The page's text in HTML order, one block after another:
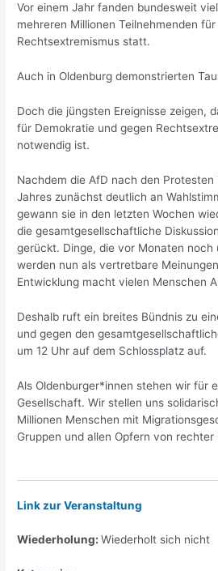
Vor einem Jahr fanden bundesweit
mehreren Millionen Teilnehmenden
Rechtsextremismus statt.
Auch in Oldenburg demonstrierten
Doch die jüngsten Ereignisse zeigen,
für Demokratie und gegen
notwendig ist.
Nachdem die AfD nach den Protesten
Jahres zunächst deutlich an
gewann sie in den letzten Wochen
die gesamtgesellschaftliche
gerückt. Dinge, die vor Monaten noch
werden nun als vertretbare
Entwicklung macht vielen Menschen
Deshalb ruft ein breites Bündnis zu
und gegen den
um 12 Uhr auf dem Schlossplatz auf.
Als Oldenburger*innen stehen wir für
Gesellschaft. Wir stellen uns
Millionen Menschen mit
Gruppen und allen Opfern von rechter
Link zur Veranstaltung
Wiederholung:Wiederholt sich nicht